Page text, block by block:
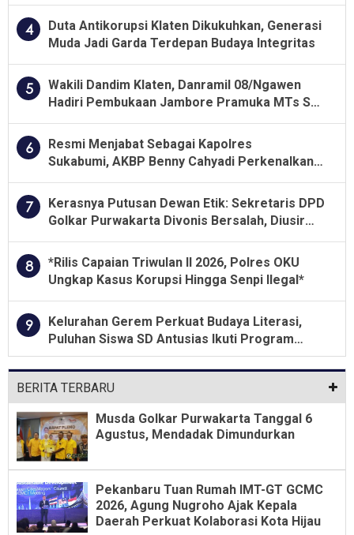
4
Duta Antikorupsi Klaten Dikukuhkan, Generasi
Muda Jadi Garda Terdepan Budaya Integritas
5
Wakili Dandim Klaten, Danramil 08/Ngawen
Hadiri Pembukaan Jambore Pramuka MTs Se-
6
Resmi Menjabat Sebagai Kapolres
Sukabumi, AKBP Benny Cahyadi Perkenalkan
7
Kerasnya Putusan Dewan Etik: Sekretaris DPD
Golkar Purwakarta Divonis Bersalah, Diusir
8
*Rilis Capaian Triwulan II 2026, Polres OKU
Ungkap Kasus Korupsi Hingga Senpi Ilegal*
9
Kelurahan Gerem Perkuat Budaya Literasi,
Puluhan Siswa SD Antusias Ikuti Program
Membaca Bersama KKM Untirta
BERITA TERBARU
Musda Golkar Purwakarta Tanggal 6
Agustus, Mendadak Dimundurkan
Pekanbaru Tuan Rumah IMT-GT GCMC
2026, Agung Nugroho Ajak Kepala
Daerah Perkuat Kolaborasi Kota Hijau